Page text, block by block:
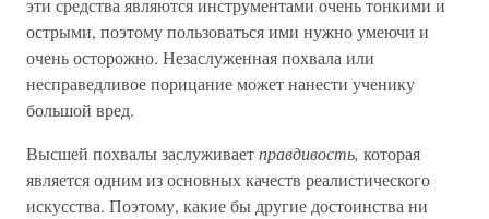
эти средства являются инструментами очень тонкими и
острыми, поэтому пользоваться ими нужно умеючи и
очень осторожно. Незаслуженная похвала или
несправедливое порицание может нанести ученику
большой вред.
Высшей похвалы заслуживаетправдивость, которая
является одним из основных качеств реалистического
искусства. Поэтому, какие бы другие достоинства ни